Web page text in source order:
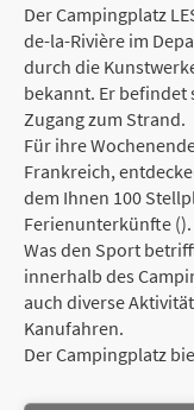
Der Campingplatz
de-la-Rivière im
durch die
bekannt. Er befindet
Zugang zum Strand.
Für ihre
Frankreich,
dem Ihnen 100
Ferienunterkünfte ().
Was den Sport
innerhalb des
auch diverse
Kanufahren.
Der Campingplatz